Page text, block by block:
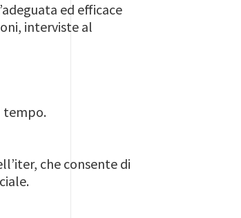
ed efficace
interviste al
tempo.
che consente di